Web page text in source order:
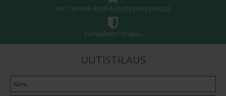
Viisi tähteä asiakastyytyväisyydessä
Turvallinen maksu
UUTISTILAUS